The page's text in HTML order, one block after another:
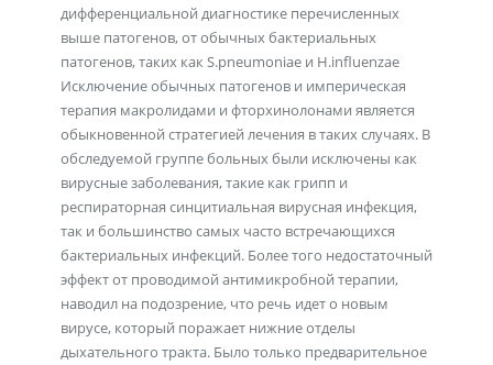
дифференциальной диагностике перечисленных
выше патогенов, от обычных бактериальных
патогенов, таких как S.pneumoniae и H.influenzae
Исключение обычных патогенов и империческая
терапия макролидами и фторхинолонами является
обыкновенной стратегией лечения в таких случаях. В
обследуемой группе больных были исключены как
вирусные заболевания, такие как грипп и
респираторная синцитиальная вирусная инфекция,
так и большинство самых часто встречающихся
бактериальных инфекций. Более того недостаточный
эффект от проводимой антимикробной терапии,
наводил на подозрение, что речь идет о новым
вирусе, который поражает нижние отделы
дыхательного тракта. Было только предварительное